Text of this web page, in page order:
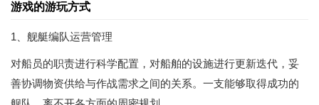
游戏的游玩方式
1、舰艇编队运营管理
对船员的职责进行科学配置，对船舶的设施进行更新迭代，妥
善协调物资供给与作战需求之间的关系。一支能够取得成功的